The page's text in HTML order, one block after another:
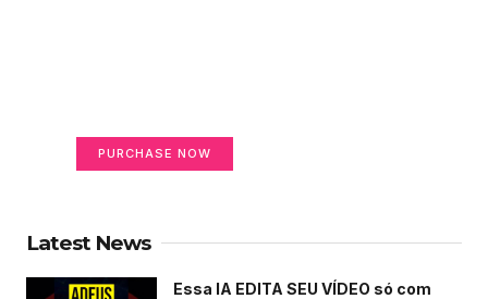
PURCHASE NOW
Latest News
Essa IA EDITA SEU VÍDEO só com